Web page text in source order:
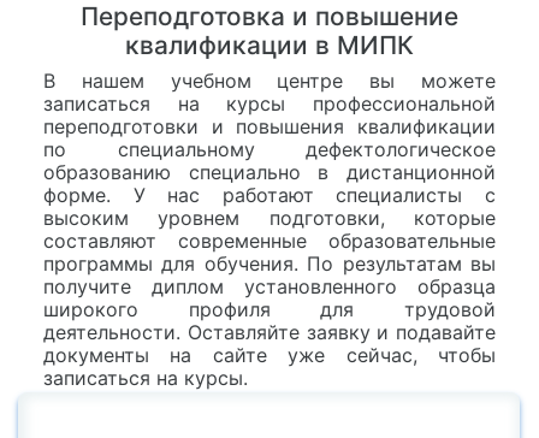
Переподготовка и повышение
квалификации в МИПК
В нашем учебном центре вы можете
записаться на курсы профессиональной
переподготовки и повышения квалификации
по специальному дефектологическое
образованию специально в дистанционной
форме. У нас работают специалисты с
высоким уровнем подготовки, которые
составляют современные образовательные
программы для обучения. По результатам вы
получите диплом установленного образца
широкого профиля для трудовой
деятельности. Оставляйте заявку и подавайте
документы на сайте уже сейчас, чтобы
записаться на курсы.